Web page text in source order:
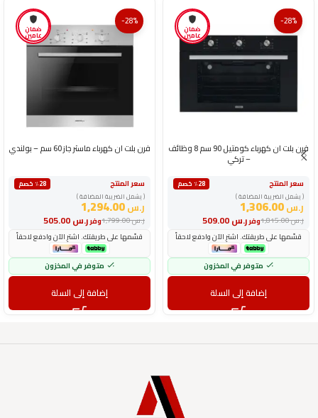
ضمان
عامين
-28%
فرن بلت ان كهرباء كومتيل 90 سم 8 وظائف
– تركي
سعر المنتج
٪28 خصم
( يشمل الضريبة المضافة )
ر.س1,306.00
وفرر.س ر.س1,815.00
قسّمها على طريقتك. اشترِ الآن وادفع لاحقاً
متوفر في المخزون
إضافة إلى السلة
ضمان
عامين
-28%
فرن بلت ان كهرباء ماستر جاز 60 سم – بولندي
سعر المنتج
٪28 خصم
( يشمل الضريبة المضافة )
ر.س1,294.00
وفرر.س ر.س1,799.00
قسّمها على طريقتك. اشترِ الآن وادفع لاحقاً
متوفر في المخزون
إضافة إلى السلة